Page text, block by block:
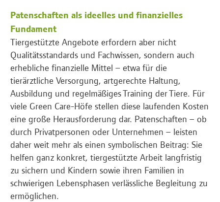
Patenschaften als ideelles und finanzielles
Fundament
Tiergestützte Angebote erfordern aber nicht
Qualitätsstandards und Fachwissen, sondern auch
erhebliche finanzielle Mittel – etwa für die
tierärztliche Versorgung, artgerechte Haltung,
Ausbildung und regelmäßiges Training der Tiere. Für
viele Green Care-Höfe stellen diese laufenden Kosten
eine große Herausforderung dar. Patenschaften – ob
durch Privatpersonen oder Unternehmen – leisten
daher weit mehr als einen symbolischen Beitrag: Sie
helfen ganz konkret, tiergestützte Arbeit langfristig
zu sichern und Kindern sowie ihren Familien in
schwierigen Lebensphasen verlässliche Begleitung zu
ermöglichen.